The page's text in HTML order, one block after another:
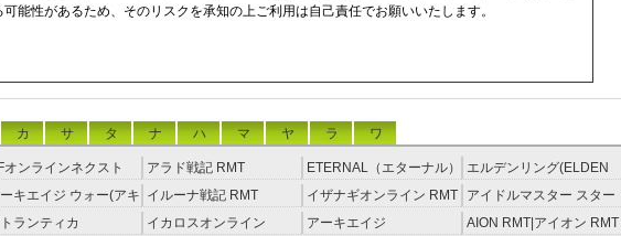
可能性があるため、そのリスクを承知の上ご利用は自己責任でお願いいたします。
カ サ タ ナ ハ マ ヤ ラ ワ
オンラインネクスト
アラド戦記 RMT
ETERNAL（エターナル）
RMT
エルデンリング(ELDEN
RING) RMT
キエイジ ウォー(アキ
) RMT
イルーナ戦記 RMT イザナギオンライン RMT
アイドルマスター スター
ライトステージ RMT
ランティカ
イカロスオンライン
アーキエイジ
AION RMT|アイオン RMT